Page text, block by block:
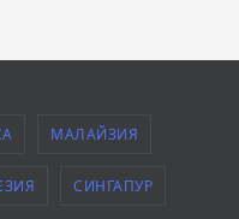
МАЛАЙЗИЯ
СИНГАПУР